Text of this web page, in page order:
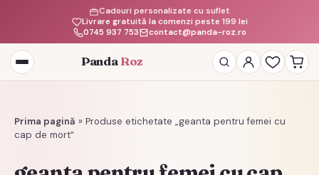
Livrare gratuită la comenzi peste 199 lei
Cadouri personalizate cu suflet
0745 937 753
contact@panda-roz.ro
Deschide
meniul
Panda Roz
Prima pagină » Produse etichetate „geanta pentru femei cu
cap de mort”